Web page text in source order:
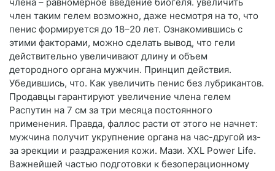
член таким гелем возможно, даже несмотря на то, что
пенис формируется до 18–20 лет. Ознакомившись с
этими факторами, можно сделать вывод, что гели
действительно увеличивают длину и объем
детородного органа мужчин. Принцип действия.
Убедившись, что. Как увеличить пенис без лубрикантов.
Продавцы гарантируют увеличение члена гелем
Распутин на 7 см за три месяца постоянного
применения. Правда, фаллос расти от этого не начнет:
мужчина получит укрупнение органа на час-другой из-
за эрекции и раздражения кожи. Мази. XXL Power Life.
Важнейшей частью подготовки к безоперационному